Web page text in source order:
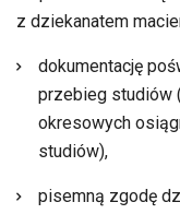
z dziekanatem
dokumentację
przebieg studiów
okresowych
studiów),
pisemną zgodę